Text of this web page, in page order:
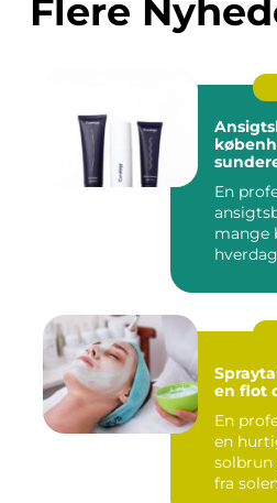
Flere
københavn
En
mange
Spraytan
en flot
En
en
solbrun
fra